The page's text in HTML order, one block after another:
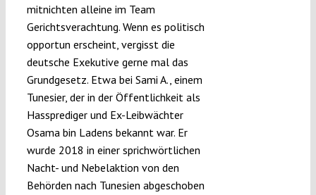
mitnichten alleine im Team
Gerichtsverachtung. Wenn es politisch
opportun erscheint, vergisst die
deutsche Exekutive gerne mal das
Grundgesetz. Etwa bei Sami A., einem
Tunesier, der in der Öffentlichkeit als
Hassprediger und Ex-Leibwächter
Osama bin Ladens bekannt war. Er
wurde 2018 in einer sprichwörtlichen
Nacht- und Nebelaktion von den
Behörden nach Tunesien abgeschoben